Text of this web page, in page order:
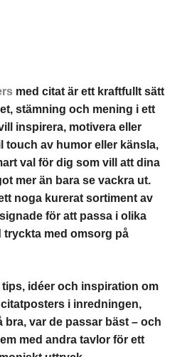
med citat är ett kraftfullt sätt
stämning och mening i ett
inspirera, motivera eller
touch av humor eller känsla,
val för dig som vill att dina
mer än bara se vackra ut.
noga kurerat sortiment av
för att passa i olika
tryckta med omsorg på
tips, idéer och inspiration om
i inredningen,
bra, var de passar bäst – och
med andra tavlor för ett